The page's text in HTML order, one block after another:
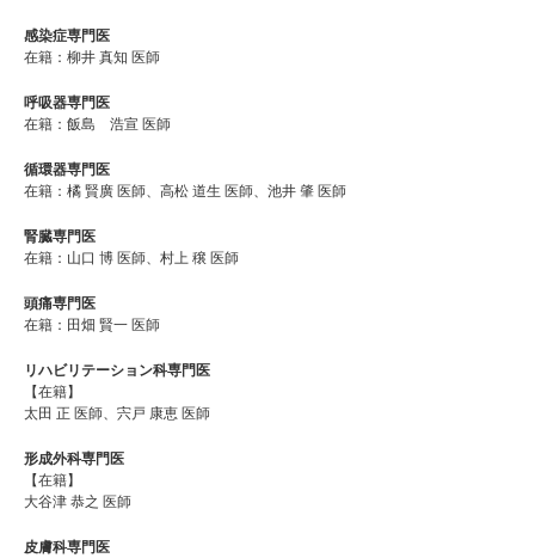
感染症専門医
在籍：柳井 真知 医師
呼吸器専門医
在籍：飯島 浩宣 医師
循環器専門医
在籍：橘 賢廣 医師、高松 道生 医師、池井 肇 医師
腎臓専門医
在籍：山口 博 医師、村上 穣 医師
頭痛専門医
在籍：田畑 賢一 医師
リハビリテーション科専門医
【在籍】
太田 正 医師、宍戸 康恵 医師
形成外科専門医
【在籍】
大谷津 恭之 医師
皮膚科専門医